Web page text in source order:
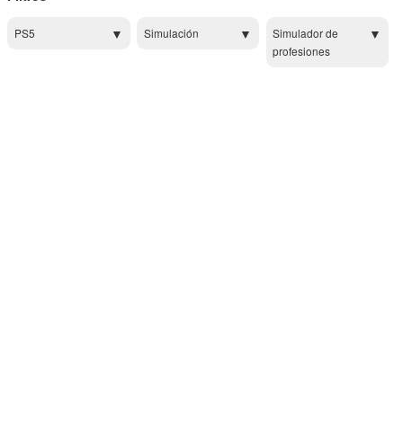
PS5 Simulación
Simulador de
profesiones